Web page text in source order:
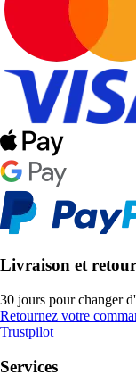
Livraison et retour
30 jours pour changer
Retournez votre
Trustpilot
Services